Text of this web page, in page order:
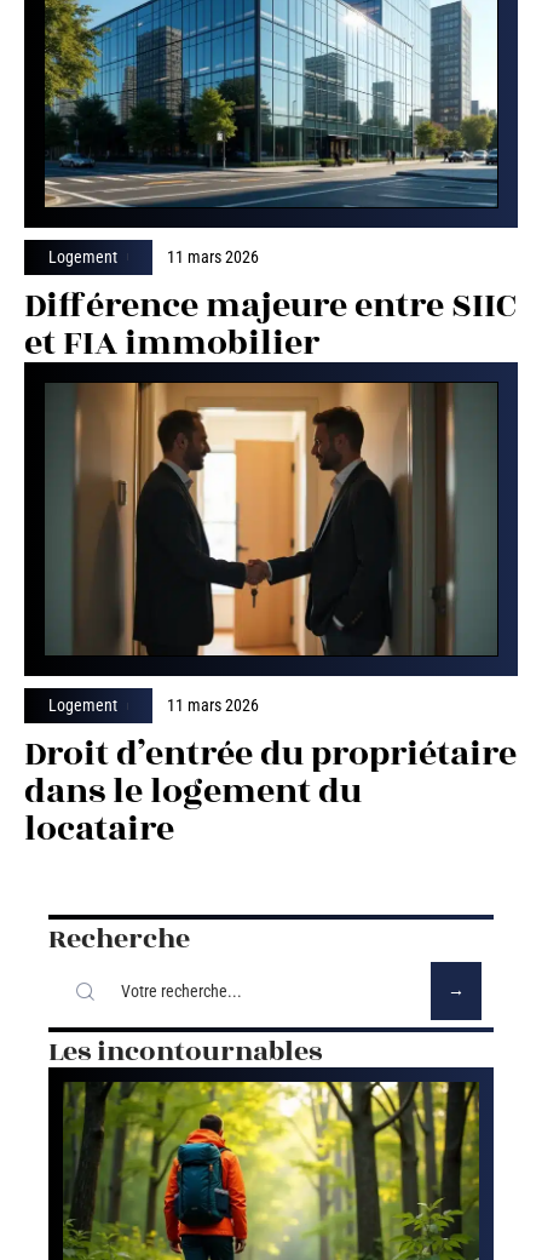
Logement 11 mars 2026
Différence majeure entre SIIC
et FIA immobilier
Logement 11 mars 2026
Droit d’entrée du propriétaire
dans le logement du
locataire
Recherche
Les incontournables